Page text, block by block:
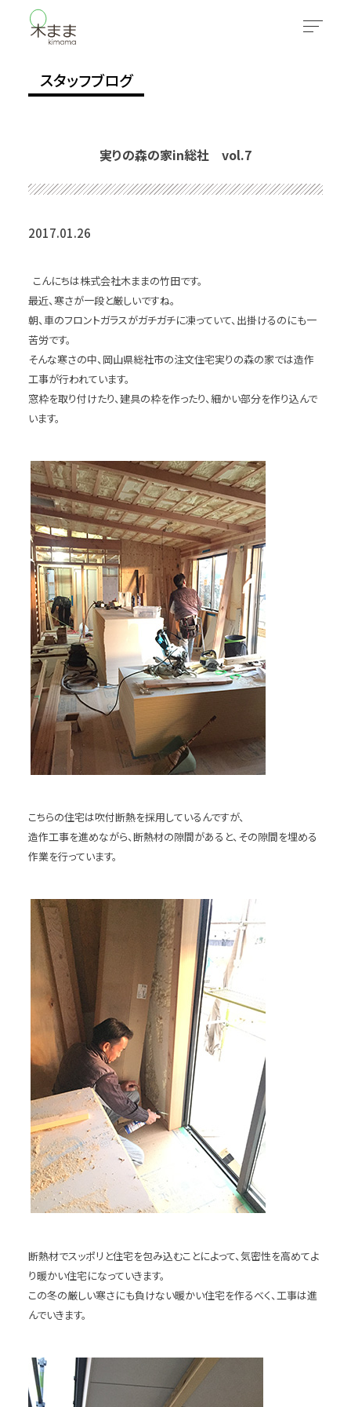
スタッフブログ
実りの森の家in総社 vol.7
2017.01.26
こんにちは株式会社木ままの竹田です。
最近、寒さが一段と厳しいですね。
朝、車のフロントガラスがガチガチに凍っていて、出掛けるのにも一
苦労です。
そんな寒さの中、岡山県総社市の注文住宅実りの森の家では造作
工事が行われています。
窓枠を取り付けたり、建具の枠を作ったり、細かい部分を作り込んで
います。
こちらの住宅は吹付断熱を採用しているんですが、
造作工事を進めながら、断熱材の隙間があると、その隙間を埋める
作業を行っています。
断熱材でスッポリと住宅を包み込むことによって、気密性を高めてよ
り暖かい住宅になっていきます。
この冬の厳しい寒さにも負けない暖かい住宅を作るべく、工事は進
んでいきます。